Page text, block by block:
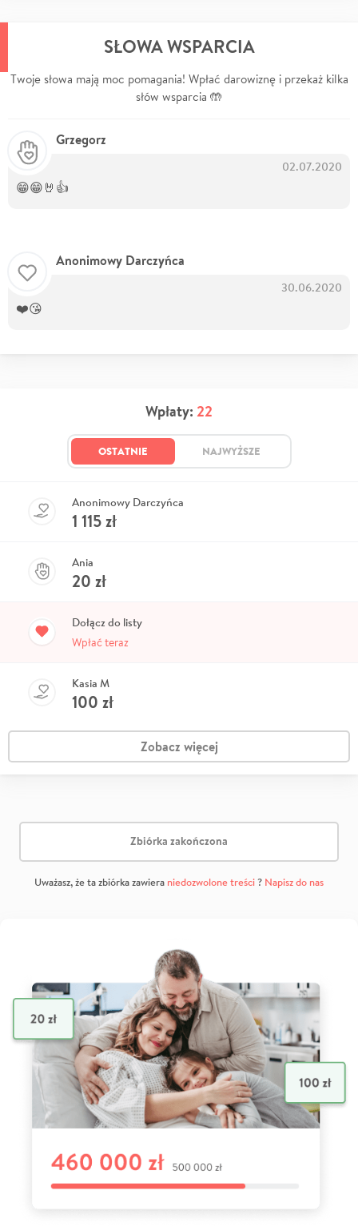
SŁOWA WSPARCIA
Twoje słowa mają moc pomagania! Wpłać darowiznę i przekaż kilka
słów wsparcia 🤲
Grzegorz
02.07.2020
😁😁🤘👍
Anonimowy Darczyńca
30.06.2020
❤️😘
Wpłaty: 22
OSTATNIE NAJWYŻSZE
Anonimowy Darczyńca
1 115zł
Ania
20 zł
Dołącz do listy
Wpłać teraz
Kasia M
100 zł
Zobacz więcej
Zbiórka zakończona
Uważasz, że ta zbiórka zawiera niedozwolone treści? Napisz do nas